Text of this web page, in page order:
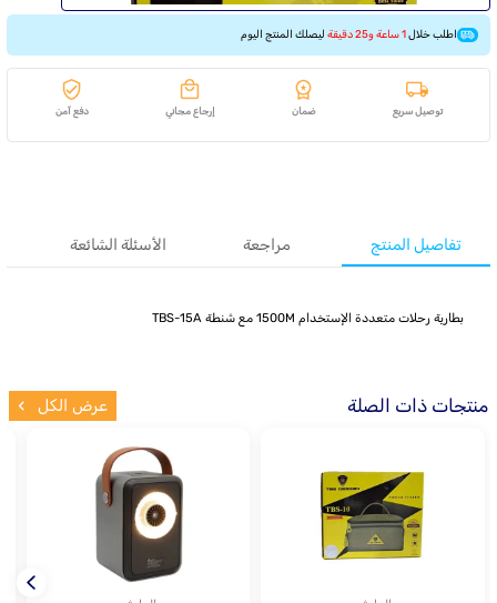
اطلب خلال 1 ساعة و25 دقيقة ليصلك المنتج اليوم
توصيل سريع ضمان إرجاع مجاني دفع آمن
تفاصيل المنتج مراجعة الأسئلة الشائعة
بطارية رحلات متعددة الإستخدام 1500M مع شنطة TBS-15A
منتجات ذات الصلة عرض الكل